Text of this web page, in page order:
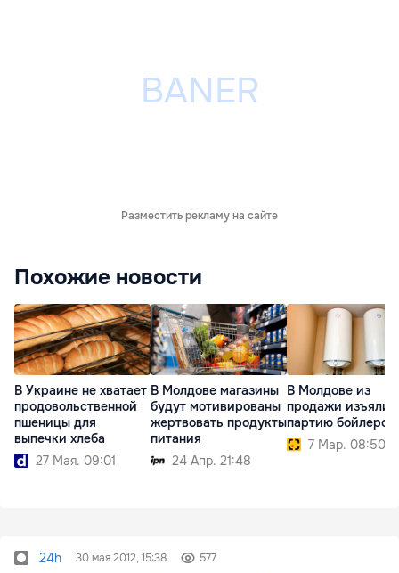
Разместить рекламу на сайте
Похожие новости
В Украине не хватает
продовольственной
пшеницы для
выпечки хлеба
27 Мая. 09:01
В Молдове магазины
будут мотивированы
жертвовать продукты
питания
24 Апр. 21:48
В Молдове из
продажи изъяли
партию бойлеров
7 Мар. 08:50
24h 30 мая 2012, 15:38 577